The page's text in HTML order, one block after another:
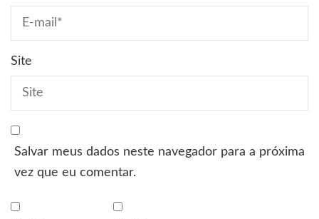
Site
Salvar meus dados neste navegador para a próxima
vez que eu comentar.